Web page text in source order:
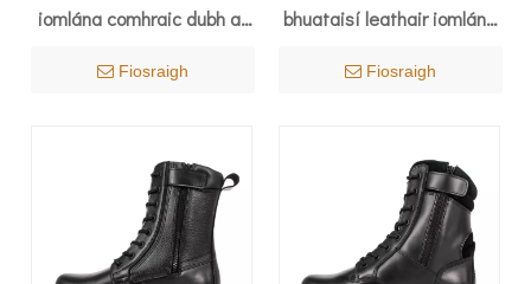
iomlána comhraic dubh ar
Fiosraigh
bhuataisí leathair iomlána
Fiosraigh